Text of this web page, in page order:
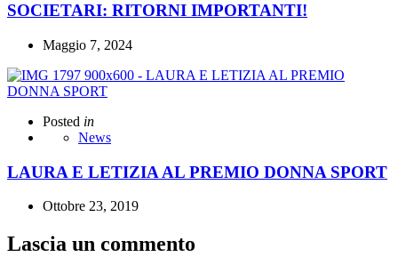
SOCIETARI: RITORNI IMPORTANTI!
Maggio 7, 2024
Posted in
News
LAURA E LETIZIA AL PREMIO DONNA SPORT
Ottobre 23, 2019
Lascia un commento